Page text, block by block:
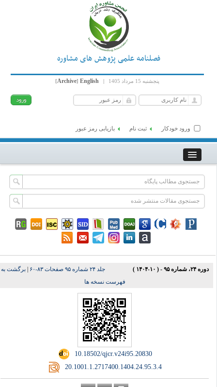
فصلنامه علمی پژوهش های مشاوره
پنجشنبه 15 مرداد 1405 |
English
[Archive]
ورود خودکار ثبت نام بازیابی رمز عبور
دوره ۲۴، شماره ۹۵ - ( ۱۰-۱۴۰۴ ) جلد ۲۴ شماره ۹۵ صفحات ۸۳-۶۰ |برگشت به
فهرست نسخه ها
‎ 10.18502/qjcr.v24i95.20830
‎ 20.1001.1.2717400.1404.24.95.3.4